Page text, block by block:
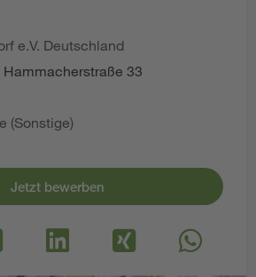
e.V. Deutschland
Hammacherstraße 33
(Sonstige)
Jetzt bewerben